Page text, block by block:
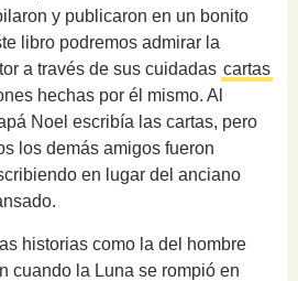
y publicaron en un bonito
libro podremos admirar la
a través de sus cuidadas cartas
hechas por él mismo. Al
Noel escribía las cartas, pero
los demás amigos fueron
en lugar del anciano
historias como la del hombre
cuando la Luna se rompió en